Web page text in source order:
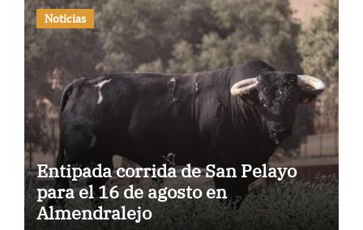
Noticias
Entipada corrida de San Pelayo
para el 16 de agosto en
Almendralejo